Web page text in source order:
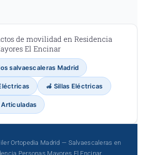
de movilidad en Residencia
El Encinar
salvaescaleras Madrid
🦽 Sillas Eléctricas
Ortopedia Madrid — Salvaescaleras en
Personas Mayores El Encinar